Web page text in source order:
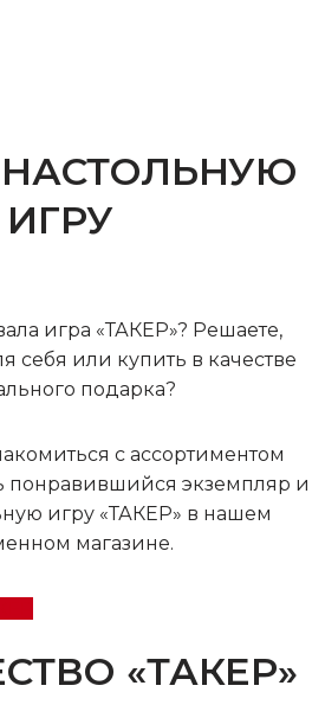
ИГРУ
игра «ТАКЕР»? Решаете,
себя или купить в качестве
подарка?
с ассортиментом
понравившийся экземпляр и
игру «ТАКЕР» в нашем
магазине.
«ТАКЕР»